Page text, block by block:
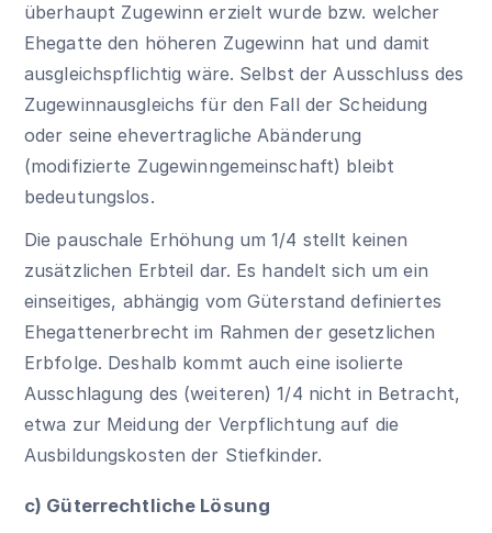
überhaupt Zugewinn erzielt wurde bzw. welcher
Ehegatte den höheren Zugewinn hat und damit
ausgleichspflichtig wäre. Selbst der Ausschluss des
Zugewinnausgleichs für den Fall der Scheidung
oder seine ehevertragliche Abänderung
(modifizierte Zugewinngemeinschaft) bleibt
bedeutungslos.
Die pauschale Erhöhung um 1/4 stellt keinen
zusätzlichen Erbteil dar. Es handelt sich um ein
einseitiges, abhängig vom Güterstand definiertes
Ehegattenerbrecht im Rahmen der gesetzlichen
Erbfolge. Deshalb kommt auch eine isolierte
Ausschlagung des (weiteren) 1/4 nicht in Betracht,
etwa zur Meidung der Verpflichtung auf die
Ausbildungskosten der Stiefkinder.
c) Güterrechtliche Lösung